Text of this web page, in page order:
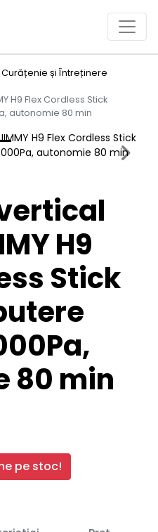
Curățenie și Întreținere
H9 Flex Cordless Stick
autonomie 80 min
Next
H9
Stick
80 min
pe stoc!